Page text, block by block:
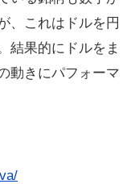
、これはドルを円
結果的にドルをま
動きにパフォーマ